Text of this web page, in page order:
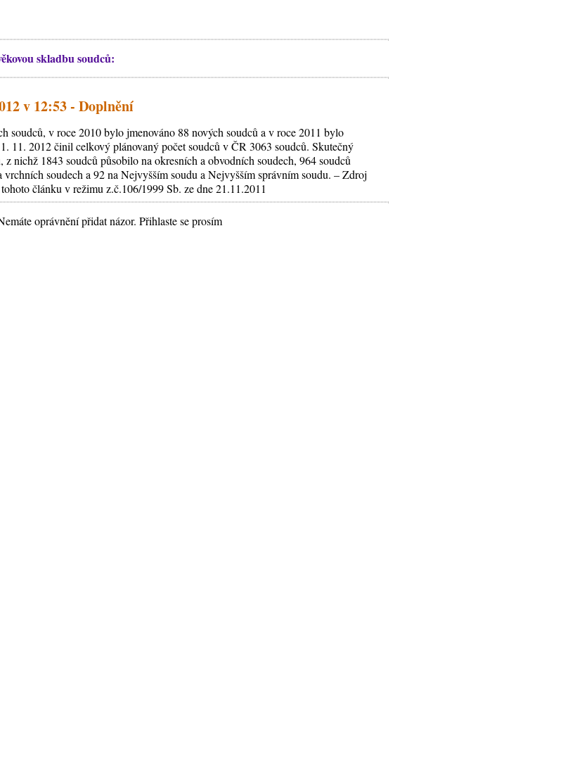
skladbu soudců:
v 12:53 - Doplnění
soudců, v roce 2010 bylo jmenováno 88 nových soudců a v roce 2011 bylo
11. 2012 činil celkový plánovaný počet soudců v ČR 3063 soudců. Skutečný
nichž 1843 soudců působilo na okresních a obvodních soudech, 964 soudců
soudech a 92 na Nejvyšším soudu a Nejvyšším správním soudu. – Zdroj
článku v režimu z.č.106/1999 Sb. ze dne 21.11.2011
oprávnění přidat názor. Přihlaste se prosím